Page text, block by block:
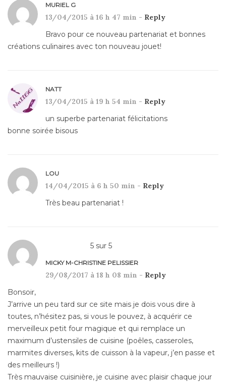
MURIEL G
13/04/2015 à 16 h 47 min - Reply
Bravo pour ce nouveau partenariat et bonnes
créations culinaires avec ton nouveau jouet!
NATT
13/04/2015 à 19 h 54 min - Reply
un superbe partenariat félicitations
bonne soirée bisous
LOU
14/04/2015 à 6 h 50 min - Reply
Très beau partenariat !
5 sur 5
MICKY M-CHRISTINE PELISSIER
29/08/2017 à 18 h 08 min - Reply
Bonsoir,
J’arrive un peu tard sur ce site mais je dois vous dire à
toutes, n’hésitez pas, si vous le pouvez, à acquérir ce
merveilleux petit four magique et qui remplace un
maximum d’ustensiles de cuisine (poêles, casseroles,
marmites diverses, kits de cuisson à la vapeur, j’en passe et
des meilleurs !)
Très mauvaise cuisinière, je cuisine avec plaisir chaque jour